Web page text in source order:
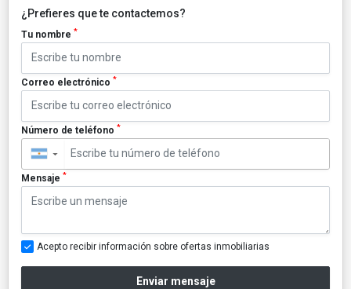
¿Prefieres que te contactemos?
Tu nombre *
Correo electrónico *
Número de teléfono *
▼
Mensaje *
Acepto recibir información sobre ofertas inmobiliarias
Enviar mensaje